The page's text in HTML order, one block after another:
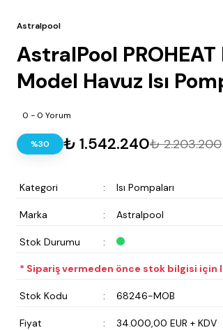
Astralpool
AstralPool
Model Havuz Isı
0 - 0 Yorum
%30 ₺ 1.542.240₺ 2.203.200
Kategori Isı Pompaları
Marka Astralpool
Stok Durumu
* Sipariş vermeden önce stok bilgisi
Stok Kodu 68246-MOB
Fiyat 34.000,00 EUR + KDV